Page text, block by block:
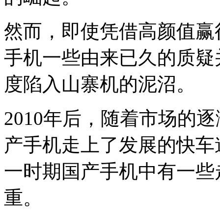
然而，即使凭借高颜值
手机一些由来已久的质
度陷入山寨机的泥沼。
2010年后，随着市场的
产手机走上了发展的快
一时期国产手机中有一
重。